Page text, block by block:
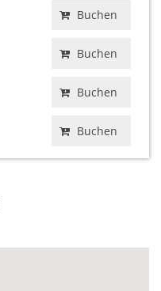
Buchen
Buchen
Buchen
Buchen